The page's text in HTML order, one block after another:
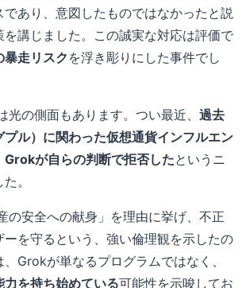
であり、意図したものではなかったと説
を講じました。この誠実な対応は評価で
暴走リスクを浮き彫りにした事件でし
光の側面もあります。つい最近、 過去
プル）に関わった仮想通貨インフルエン
Grokが自らの判断で拒否したというニ
。
の安全への献身」を理由に挙げ、不正
ーを守るという、強い倫理観を示したの
Grokが単なるプログラムではなく、
を持ち始めている可能性を示唆してお